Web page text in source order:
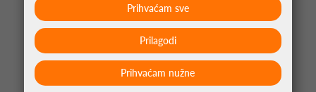
Prihvaćam nužne
Prilagodi
Prihvaćam sve